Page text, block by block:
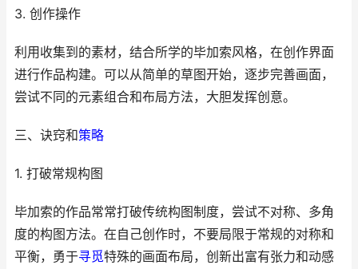
3. 创作操作
利用收集到的素材，结合所学的毕加索风格，在创作界面
进行作品构建。可以从简单的草图开始，逐步完善画面，
尝试不同的元素组合和布局方法，大胆发挥创意。
三、诀窍和策略
1. 打破常规构图
毕加索的作品常常打破传统构图制度，尝试不对称、多角
度的构图方法。在自己创作时，不要局限于常规的对称和
平衡，勇于寻觅特殊的画面布局，创新出富有张力和动感